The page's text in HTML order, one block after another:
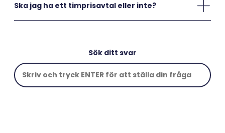
Ska jag ha ett timprisavtal eller inte?
Sök ditt svar